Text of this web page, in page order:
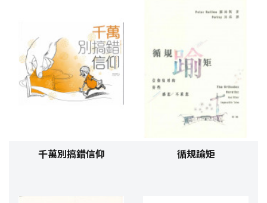
千萬別搞錯信仰 循規踰矩